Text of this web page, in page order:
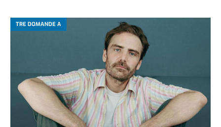
TRE DOMANDE A